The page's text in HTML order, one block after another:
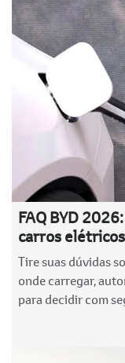
FAQ BYD
carros
Tire suas dúvidas
onde carregar,
para decidir com